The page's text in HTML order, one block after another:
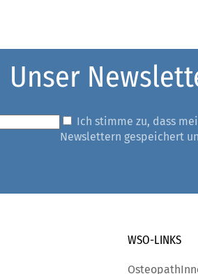
Unser
Ich stimme zu, dass
Newslettern gespeichert
WSO-LINKS